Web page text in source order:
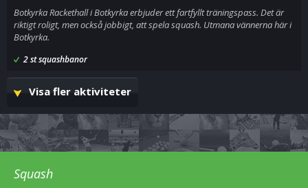
Botkyrka Rackethall i Botkyrka erbjuder ett fartfyllt träningspass. Det är
riktigt roligt, men också jobbigt, att spela squash. Utmana vännerna här i
Botkyrka.
2 st squashbanor
Visa fler aktiviteter
Squash